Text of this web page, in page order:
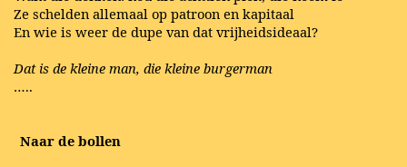
Ze schelden allemaal op patroon en kapitaal
En wie is weer de dupe van dat vrijheidsideaal?
Dat is de kleine man, die kleine burgerman
…..
Naar de bollen